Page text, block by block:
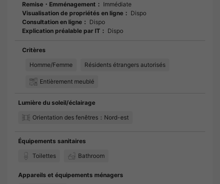
Remise・Emménagement： Immédiate
Visualisation de propriétés en ligne： Dispo
Consultation en ligne： Dispo
Explication préalable par IT： Dispo
Critères
Homme/Femme
Résidents étrangers autorisés
Entièrement meublé
Lumière du soleil/éclairage
Orientation des fenêtres：Nord-est
Équipements sanitaires
Toilettes
Bathroom
Appareils et équipements ménagers